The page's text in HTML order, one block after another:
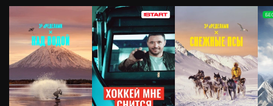
на самой престижной гонке в России RDS-GP, где
соревнуются топовые пилоты со всего мира.